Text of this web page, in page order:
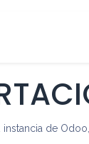
instancia de